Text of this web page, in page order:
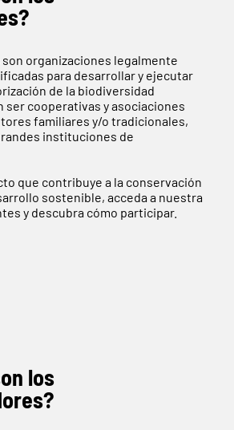
organizaciones legalmente
para desarrollar y ejecutar
de la biodiversidad
ser cooperativas y asociaciones
familiares y/o tradicionales,
instituciones de
que contribuye a la conservación
sostenible, acceda a nuestra
y descubra cómo participar.
los